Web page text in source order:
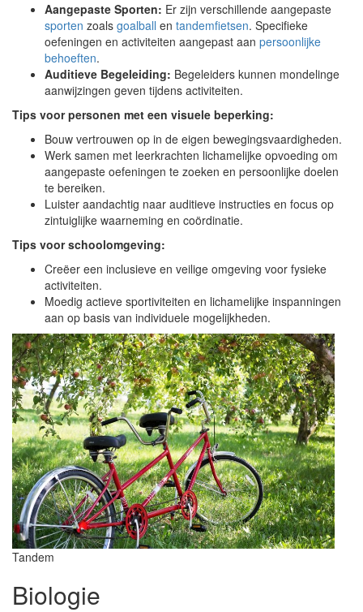
Aangepaste Sporten: Er zijn verschillende aangepaste
sporten zoals goalball en tandemfietsen. Specifieke
oefeningen en activiteiten aangepast aan persoonlijke
behoeften.
Auditieve Begeleiding: Begeleiders kunnen mondelinge
aanwijzingen geven tijdens activiteiten.
Tips voor personen met een visuele beperking:
Bouw vertrouwen op in de eigen bewegingsvaardigheden.
Werk samen met leerkrachten lichamelijke opvoeding om
aangepaste oefeningen te zoeken en persoonlijke doelen
te bereiken.
Luister aandachtig naar auditieve instructies en focus op
zintuiglijke waarneming en coördinatie.
Tips voor schoolomgeving:
Creëer een inclusieve en veilige omgeving voor fysieke
activiteiten.
Moedig actieve sportiviteiten en lichamelijke inspanningen
aan op basis van individuele mogelijkheden.
Tandem
Biologie